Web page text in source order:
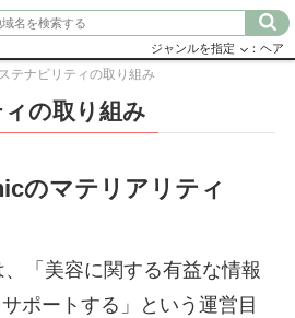
ジャンルを指定 ：ヘア
テナビリティの取り組み
の取り組み
のマテリアリティ
「美容に関する有益な情報
ポートする」という運営目